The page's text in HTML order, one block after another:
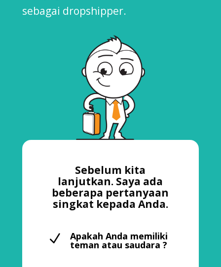
sebagai dropshipper.
Sebelum kita
lanjutkan. Saya ada
beberapa pertanyaan
singkat kepada Anda.
N Apakah Anda memiliki
teman atau saudara ?